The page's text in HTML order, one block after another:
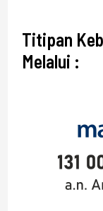
Titipan
Melalui :